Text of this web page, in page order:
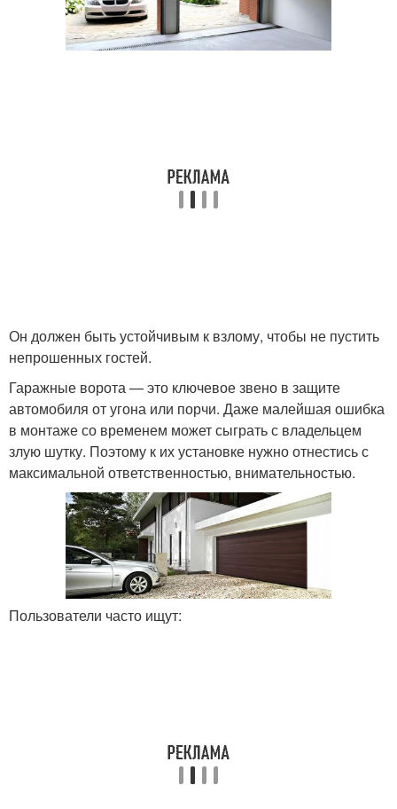
Он должен быть устойчивым к взлому, чтобы не пустить
непрошенных гостей.
Гаражные ворота — это ключевое звено в защите
автомобиля от угона или порчи. Даже малейшая ошибка
в монтаже со временем может сыграть с владельцем
злую шутку. Поэтому к их установке нужно отнестись с
максимальной ответственностью, внимательностью.
Пользователи часто ищут: